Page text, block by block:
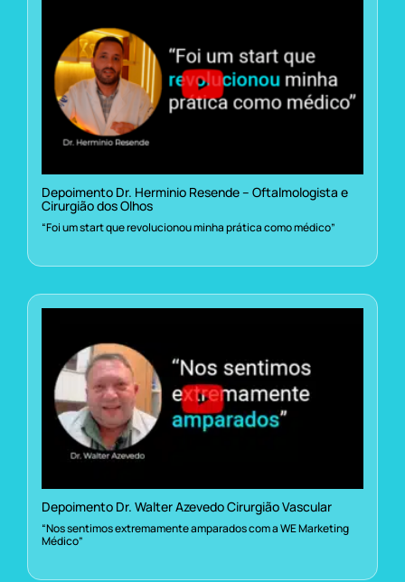
Depoimento Dr. Herminio Resende – Oftalmologista e
Cirurgião dos Olhos
“Foi um start que revolucionou minha prática como médico”
Depoimento Dr. Walter Azevedo Cirurgião Vascular
“Nos sentimos extremamente amparados com a WE Marketing
Médico”